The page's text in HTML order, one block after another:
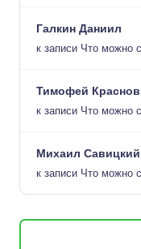
Галкин Даниил
к записи Что можно
Тимофей Краснов
к записи Что можно
Михаил Савицкий
к записи Что можно